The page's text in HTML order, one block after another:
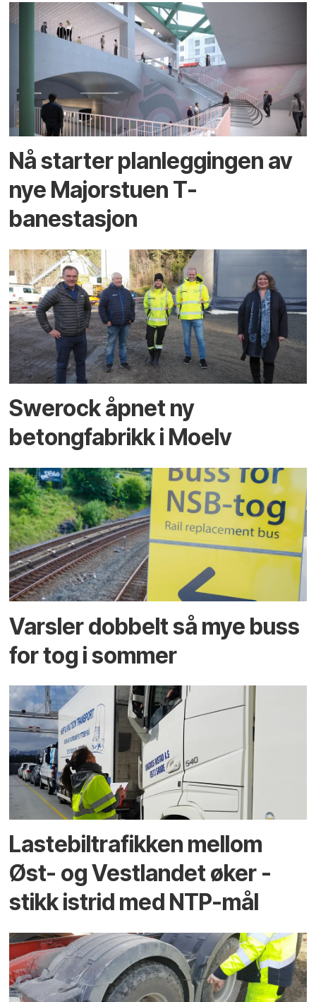
Nå starter planleggingen av
nye Majorstuen T-
banestasjon
Swerock åpnet ny
betongfabrikk i Moelv
Varsler dobbelt så mye buss
for tog i sommer
Lastebiltrafikken mellom
Øst- og Vestlandet øker -
stikk istrid med NTP-mål